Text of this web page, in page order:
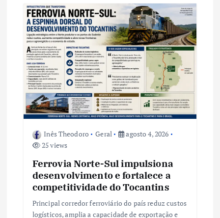
o
d
e
P
o
Inês Theodoro Geral
agosto 4, 2026
25 views
Ferrovia Norte-Sul impulsiona
desenvolvimento e fortalece a
competitividade do Tocantins
Principal corredor ferroviário do país reduz custos
logísticos, amplia a capacidade de exportação e